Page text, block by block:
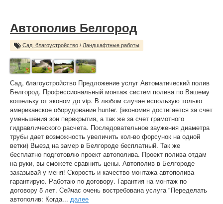
Автополив Белгород
Сад, благоустройство / Ландшафтные работы
Сад, благоустройство Предложение услуг Автоматический полив
Белгород. Профессиональный монтаж систем полива по Вашему
кошельку от эконом до vip. В любом случае использую только
американское оборудование hunter. (экономия достигается за счет
уменьшения зон перекрытия, а так же за счет грамотного
гидравлического расчета. Последовательное заужения диаметра
трубы дает возможность увеличить кол-во форсунок на одной
ветки) Выезд на замер в Белгороде бесплатный. Так же
бесплатно подготовлю проект автополива. Проект полива отдам
на руки, вы сможете сравнить цены. Автополив в Белгороде
заказывай у меня! Скорость и качество монтажа автополива
гарантирую. Работаю по договору. Гарантия на монтаж по
договору 5 лет. Сейчас очень востребована услуга "Переделать
автополив: Когда... далее